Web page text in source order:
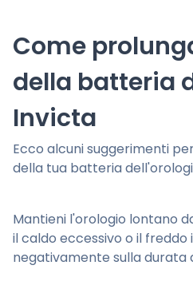
Come
della batteria
Invicta
Ecco alcuni suggerimenti
della tua batteria
Mantieni l'orologio lontano
il caldo eccessivo o il
negativamente sulla durata